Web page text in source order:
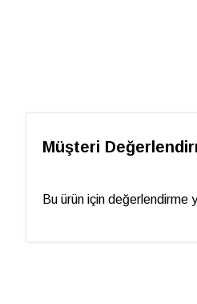
Müşteri
Bu ürün için değerlendirme